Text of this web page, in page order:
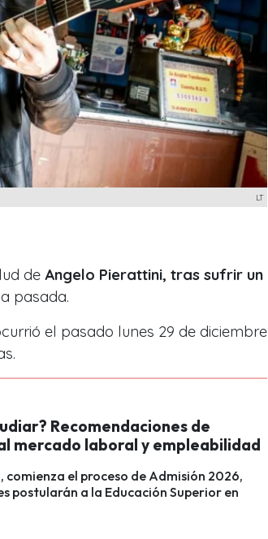
LT
de Angelo Pierattini, tras sufrir un
pasada.
el pasado lunes 29 de diciembre
Recomendaciones de
mercado laboral y empleabilidad
comienza el proceso de Admisión 2026,
postularán a la Educación Superior en